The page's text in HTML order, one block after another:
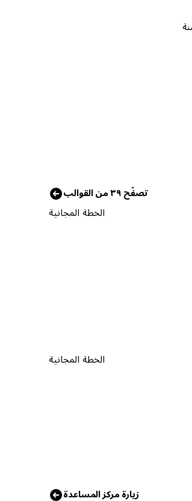
تصفّح ٣٩ من القوالب
الخطة المجانية
الخطة المجانية
زيارة مركز المساعدة